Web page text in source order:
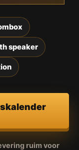
speaker
ruim voor